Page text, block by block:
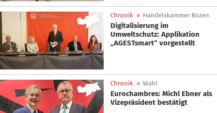
Chronik » Handelskammer Bozen
Digitalisierung im
Umweltschutz: Applikation
„AGESTsmart“ vorgestellt
Chronik » Wahl
Eurochambres: Michl Ebner als
Vizepräsident bestätigt